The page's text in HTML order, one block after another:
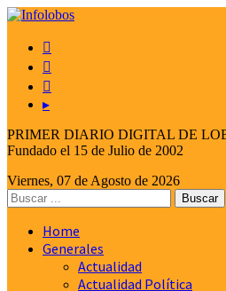



▸
PRIMER DIARIO DIGITAL DE
Fundado el 15 de Julio de 2002
Viernes, 07 de Agosto de 2026
Home
Generales
Actualidad
Actualidad Política